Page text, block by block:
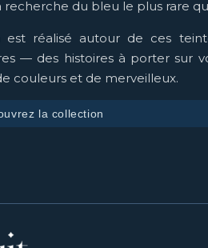
du bleu le plus rare
réalisé autour de ces
— des histoires à porter sur
couleurs et de merveilleux.
la collection